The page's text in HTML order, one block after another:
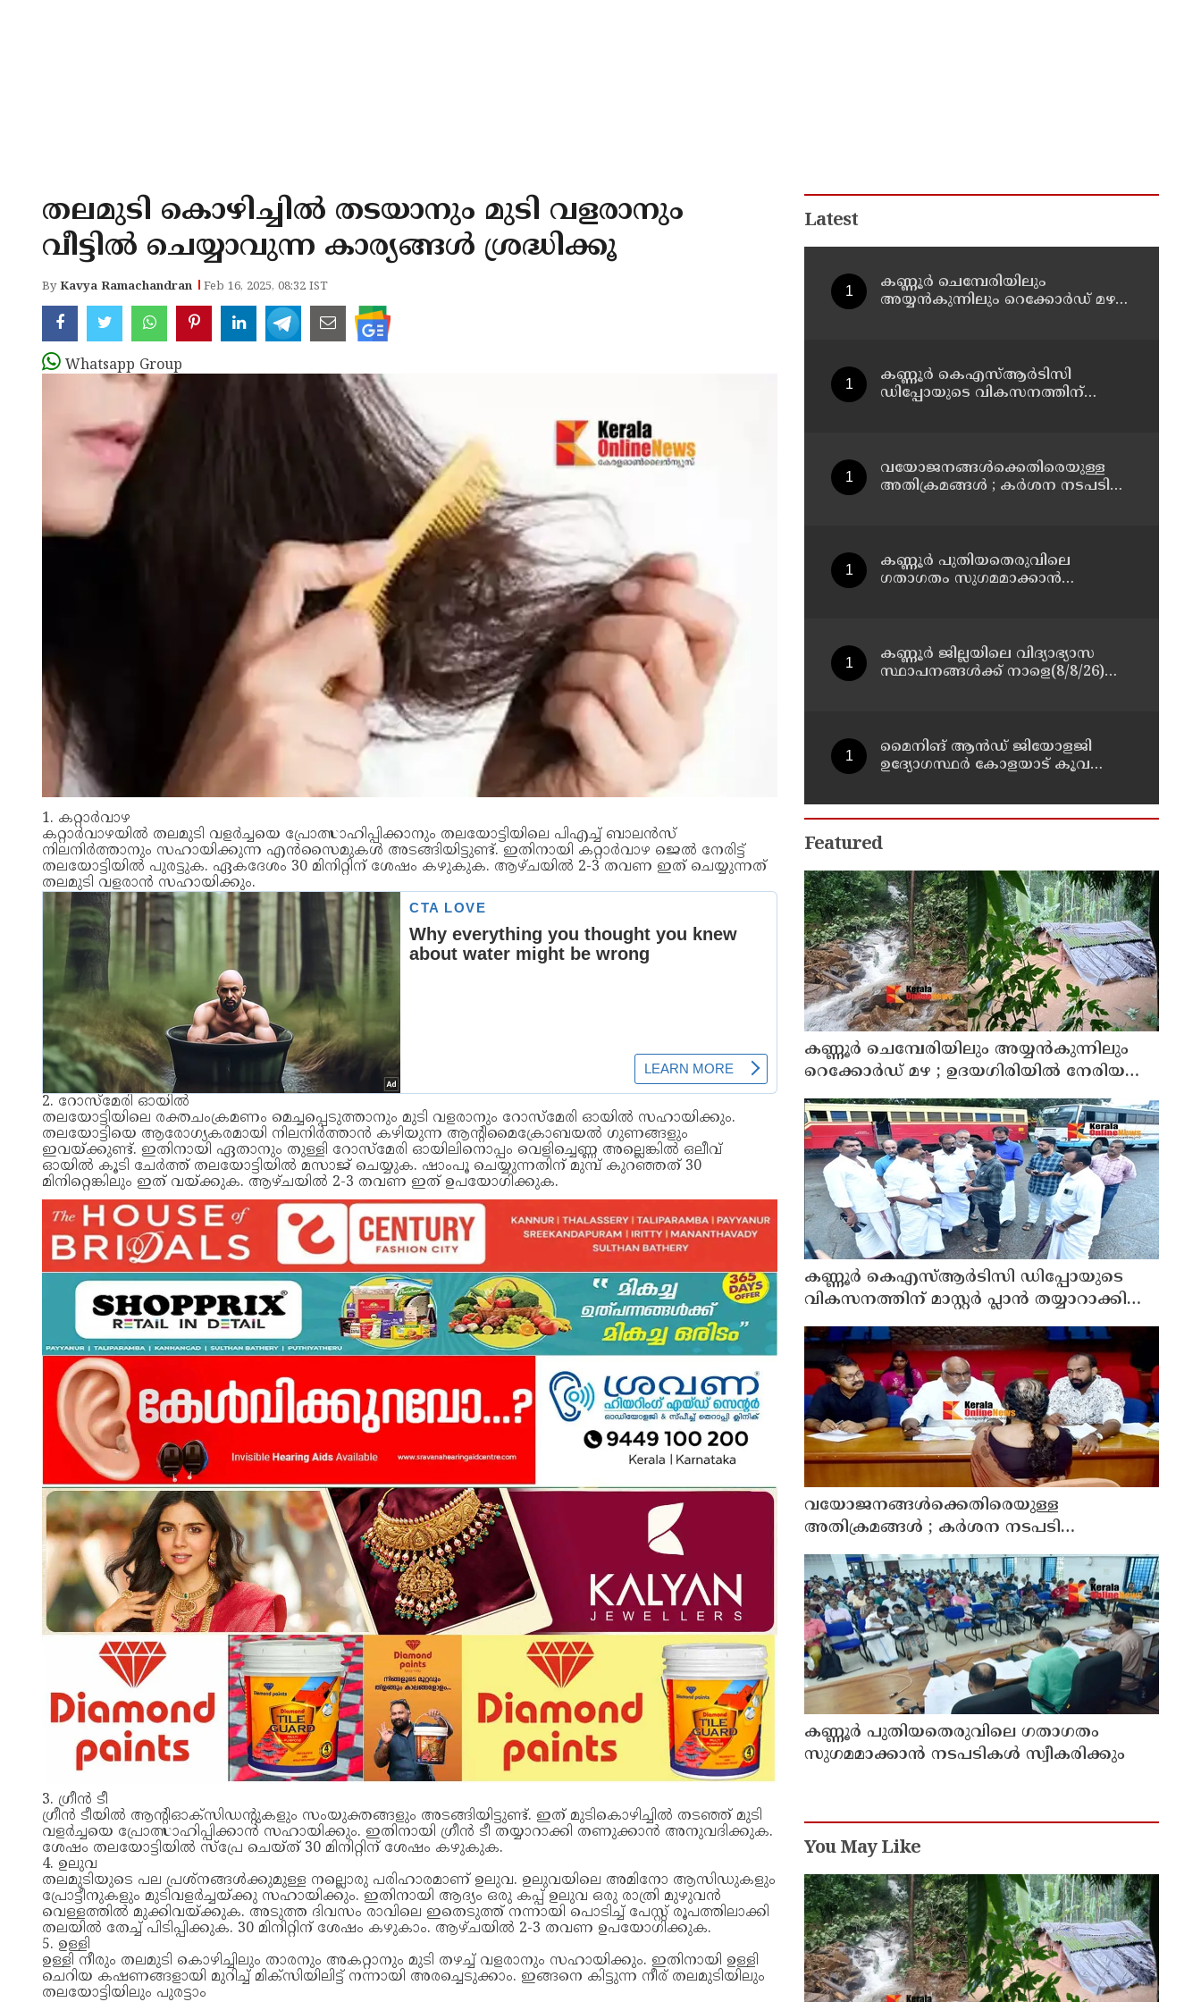
തലമുടി കൊഴിച്ചില്‍ തടയാനും മുടി വളരാനും
വീട്ടില്‍ ചെയ്യാവുന്ന കാര്യങ്ങള്‍ ശ്രദ്ധിക്കൂ
ByKavya Ramachandran Feb 16, 2025, 08:32 IST
Whatsapp Group
1. കറ്റാർവാഴ
കറ്റാർവാഴയിൽ തലമുടി വളർച്ചയെ പ്രോത്സാഹിപ്പിക്കാനും തലയോട്ടിയിലെ പിഎച്ച് ബാലൻസ്
നിലനിർത്താനും സഹായിക്കുന്ന എൻസൈമുകൾ അടങ്ങിയിട്ടുണ്ട്. ഇതിനായി കറ്റാർവാഴ ജെൽ നേരിട്ട്
തലയോട്ടിയിൽ പുരട്ടുക. ഏകദേശം 30 മിനിറ്റിന് ശേഷം കഴുകുക. ആഴ്ചയിൽ 2-3 തവണ ഇത് ചെയ്യുന്നത്
തലമുടി വളരാന്‍ സഹായിക്കും.
2. റോസ്മേരി ഓയിൽ
തലയോട്ടിയിലെ രക്തചംക്രമണം മെച്ചപ്പെടുത്താനും മുടി വളരാനും റോസ്മേരി ഓയിൽ സഹായിക്കും.
തലയോട്ടിയെ ആരോഗ്യകരമായി നിലനിർത്താൻ കഴിയുന്ന ആൻ്റിമൈക്രോബയൽ ഗുണങ്ങളും
ഇവയ്ക്കുണ്ട്. ഇതിനായി ഏതാനും തുള്ളി റോസ്മേരി ഓയിലിനൊപ്പം വെളിച്ചെണ്ണ അല്ലെങ്കിൽ ഒലീവ്
ഓയിൽ കൂടി ചേർത്ത് തലയോട്ടിയിൽ മസാജ് ചെയ്യുക. ഷാംപൂ ചെയ്യുന്നതിന് മുമ്പ് കുറഞ്ഞത് 30
മിനിറ്റെങ്കിലും ഇത് വയ്ക്കുക. ആഴ്ചയിൽ 2-3 തവണ ഇത് ഉപയോഗിക്കുക.
3. ഗ്രീൻ ടീ
ഗ്രീൻ ടീയിൽ ആൻ്റിഓക്‌സിഡൻ്റുകളും സംയുക്തങ്ങളും അടങ്ങിയിട്ടുണ്ട്. ഇത് മുടികൊഴിച്ചിൽ തടഞ്ഞ് മുടി
വളർച്ചയെ പ്രോത്സാഹിപ്പിക്കാന്‍ സഹായിക്കും. ഇതിനായി ഗ്രീൻ ടീ തയ്യാറാക്കി തണുക്കാൻ അനുവദിക്കുക.
ശേഷം തലയോട്ടിയിൽ സ്പ്രേ ചെയ്ത് 30 മിനിറ്റിന് ശേഷം കഴുകുക.
4. ഉലുവ
തലമുടിയുടെ പല പ്രശ്‌നങ്ങള്‍ക്കുമുള്ള നല്ലൊരു പരിഹാരമാണ് ഉലുവ. ഉലുവയിലെ അമിനോ ആസിഡുകളും
പ്രോട്ടീനുകളും മുടിവളര്‍ച്ചയ്ക്കു സഹായിക്കും. ഇതിനായി ആദ്യം ഒരു കപ്പ് ഉലുവ ഒരു രാത്രി മുഴുവൻ
വെള്ളത്തിൽ മുക്കിവയ്ക്കുക. അടുത്ത ദിവസം രാവിലെ ഇതെടുത്ത് നന്നായി പൊടിച്ച് പേസ്റ്റ് രൂപത്തിലാക്കി
തലയിൽ തേച്ച് പിടിപ്പിക്കുക. 30 മിനിറ്റിന് ശേഷം കഴുകാം. ആഴ്ചയിൽ 2-3 തവണ ഉപയോഗിക്കുക.
5. ഉള്ളി
ഉള്ളി നീരും തലമുടി കൊഴിച്ചിലും താരനും അകറ്റാനും മുടി തഴച്ച് വളരാനും സഹായിക്കും. ഇതിനായി ഉള്ളി
ചെറിയ കഷണങ്ങളായി മുറിച്ച് മിക്സിയിലിട്ട് നന്നായി അരച്ചെടുക്കാം. ഇങ്ങനെ കിട്ടുന്ന നീര് തലമുടിയിലും
തലയോട്ടിയിലും പുരട്ടാം
Latest
കണ്ണൂർ ചെമ്പേരിയിലും
അയ്യൻകുന്നിലും റെക്കോർഡ് മഴ ;
കണ്ണൂർ കെഎസ്ആർടിസി
ഡിപ്പോയുടെ വികസനത്തിന്
വയോജനങ്ങൾക്കെതിരെയുള്ള
അതിക്രമങ്ങൾ ; കർശന നടപടി
കണ്ണൂർ പുതിയതെരുവിലെ
ഗതാഗതം സുഗമമാക്കാന്‍
കണ്ണൂർ ജില്ലയിലെ വിദ്യാഭ്യാസ
സ്ഥാപനങ്ങള്‍ക്ക് നാളെ(8/8/26)
മൈനിങ് ആൻഡ്​ ജിയോളജി
ഉദ്യോഗസ്ഥർ കോളയാട് കൂവ
Featured
കണ്ണൂർ ചെമ്പേരിയിലും അയ്യൻകുന്നിലും
റെക്കോർഡ് മഴ ; ഉദയഗിരിയിൽ നേരിയ
ഉരുൾപൊട്ടൽ; 13 പേരെ ക്യാമ്പിലേക്ക് മാറ്റി
കണ്ണൂർ കെഎസ്ആർടിസി ഡിപ്പോയുടെ
വികസനത്തിന് മാസ്റ്റർ പ്ലാൻ തയ്യാറാക്കി
സമർപ്പിക്കും : ടി ഒ മോഹനൻ എം എൽ എ
വയോജനങ്ങൾക്കെതിരെയുള്ള
അതിക്രമങ്ങൾ ; കർശന നടപടി
സ്വീകരിക്കുമെന്ന് കമ്മീഷൻ
കണ്ണൂർ പുതിയതെരുവിലെ ഗതാഗതം
സുഗമമാക്കാന്‍ നടപടികള്‍ സ്വീകരിക്കും
You May Like